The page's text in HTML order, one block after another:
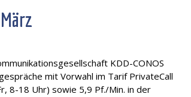
KDD-CONOS
mit Vorwahl im Tarif PrivateCall
8-18 Uhr) sowie 5,9 Pf./Min. in der